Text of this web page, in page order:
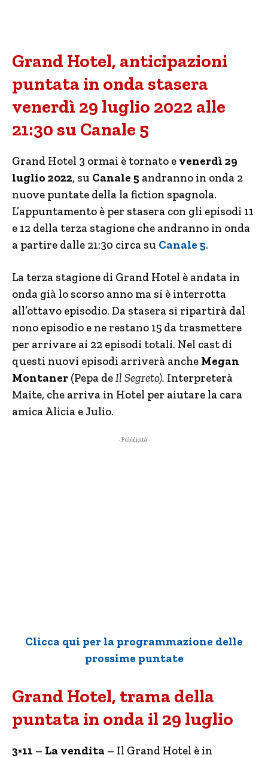
Grand Hotel, anticipazioni
puntata in onda stasera
venerdì 29 luglio 2022 alle
21:30 su Canale 5
Grand Hotel 3 ormai è tornato e venerdì 29
luglio 2022, su Canale 5 andranno in onda 2
nuove puntate della la fiction spagnola.
L’appuntamento è per stasera con gli episodi 11
e 12 della terza stagione che andranno in onda
a partire dalle 21:30 circa su Canale 5.
La terza stagione di Grand Hotel è andata in
onda già lo scorso anno ma si è interrotta
all’ottavo episodio. Da stasera si ripartirà dal
nono episodio e ne restano 15 da trasmettere
per arrivare ai 22 episodi totali. Nel cast di
questi nuovi episodi arriverà anche Megan
Montaner (Pepa deIl Segreto). Interpreterà
Maite, che arriva in Hotel per aiutare la cara
amica Alicia e Julio.
- Pubblicità -
Clicca qui per la programmazione delle
prossime puntate
Grand Hotel, trama della
puntata in onda il 29 luglio
3×11 – La vendita – Il Grand Hotel è in